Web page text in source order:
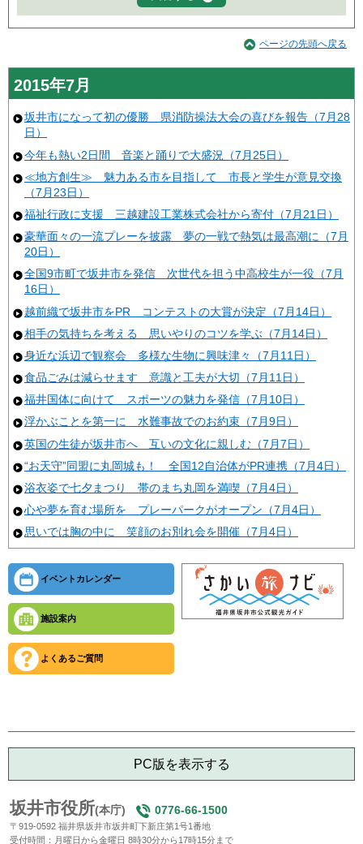
ページの先頭へ戻る
2015年7月
坂井市になって初の優勝 県消防操法大会の喜びを報告（7月28
日）
今年も熱い2日間 音楽と踊りで大盛況（7月25日）
≪地方創生≫ 魅力ある市を目指して 市長と学生が意見交換
（7月23日）
福祉行政に支援 三越建設工業株式会社から寄付（7月21日）
豪華面々の一流プレーを披露 夢の一戦で熱気は最高潮に（7月
20日）
全国9市町で坂井市を発信 次世代を担う中高校生が一役（7月
16日）
越前織で坂井市をPR コンテストの大賞が決定（7月14日）
相手の気持ちを考える 思いやりのコツを学ぶ（7月14日）
身近な浜辺で観察会 多様な生物に興味津々（7月11日）
食品ごみは減らせます 意識と工夫が大切（7月11日）
福井国体に向けて スポーツの魅力を発信（7月10日）
浮かぶことを第一に 水難事故でのお約束（7月9日）
英国の生徒が坂井市へ 互いの文化に親しむ（7月7日）
“お天守”同盟に丸岡城も！ 全国12自治体がPR連携（7月4日）
浴衣姿で七夕まつり 帯のまち丸岡を満喫（7月4日）
心や夢を育む場所を プレーパークがオープン（7月4日）
思いでは胸の中に 笑顔のお別れ会を開催（7月4日）
イベントカレンダー
施設案内
よくあるご質問
PC版を表示する
坂井市役所(本庁) 0776-66-1500
〒919-0592 福井県坂井市坂井町下新庄第1号1番地
受付時間：月曜日から金曜日 8時30分から17時15分まで